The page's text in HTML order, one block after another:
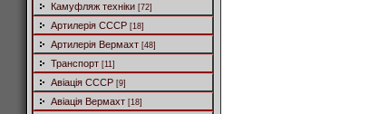
Камуфляж техніки [72]
Артилерія СССР [18]
Артилерія Вермахт [48]
Транспорт [11]
Авіація СССР [9]
Авіація Вермахт [18]